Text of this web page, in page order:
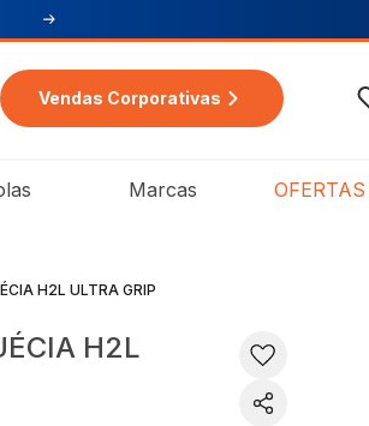
Vendas Corporativas
Marcas OFERTAS
H2L ULTRA GRIP
H2L